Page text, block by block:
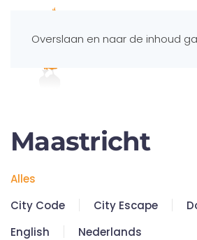
Overslaan en naar de inhoud
Maastricht
Alles
City Code
City Escape
English
Nederlands